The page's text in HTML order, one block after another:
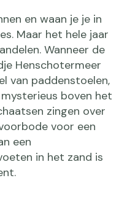
en waan je je in
Maar het hele jaar
Wanneer de
Henschotermeer
van paddenstoelen,
boven het
zingen over
voor een
een
in het zand is